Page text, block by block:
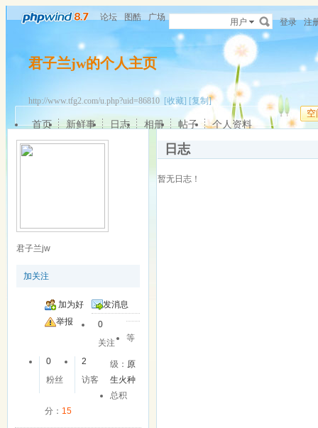
论坛 图酷 广场 用户 登录 注
君子兰jw的个人主页
http://www.tfg2.com/u.php?uid=86810 [收藏] [复制]
空
首页 新鲜事 日志 相册 帖子 个人资料
君子兰jw
加关注
加为好
友
发消息
举报
0
关注
0
粉丝
2
访客
等
级： 原
生火种
总积
分： 15
日志
暂无日志！